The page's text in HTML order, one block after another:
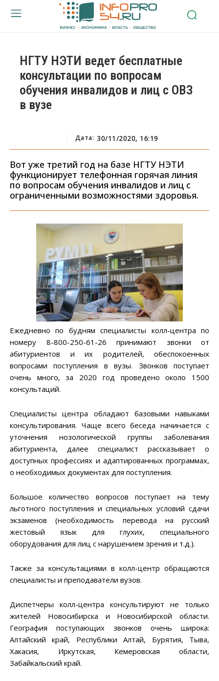
НГТУ НЭТИ ведет бесплатные
консультации по вопросам
обучения инвалидов и лиц с ОВЗ
в вузе
Дата: 30/11/2020, 16:19
Вот уже третий год на базе НГТУ НЭТИ
функционирует телефонная горячая линия
по вопросам обучения инвалидов и лиц с
ограниченными возможностями здоровья.
Ежедневно по будням специалисты колл-центра по
номеру 8-800-250-61-26 принимают звонки от
абитуриентов и их родителей, обеспокоенных
вопросами поступления в вузы. Звонков поступает
очень много, за 2020 год проведено около 1500
консультаций.
Специалисты центра обладают базовыми навыками
консультирования. Чаще всего беседа начинается с
уточнения нозологической группы заболевания
абитуриента, далее специалист рассказывает о
доступных профессиях и адаптированных программах,
о необходимых документах для поступления.
Большое количество вопросов поступает на тему
льготного поступления и специальных условий сдачи
экзаменов (необходимость перевода на русский
жестовый язык для глухих, специального
оборудования для лиц с нарушением зрения и т.д.).
Также за консультациями в колл-центр обращаются
специалисты и преподаватели вузов.
Диспетчеры колл-центра консультируют не только
жителей Новосибирска и Новосибирской области.
География поступающих звонков очень широка:
Алтайский край, Республики Алтай, Бурятия, Тыва,
Хакасия, Иркутская, Кемеровская области,
Забайкальский край.